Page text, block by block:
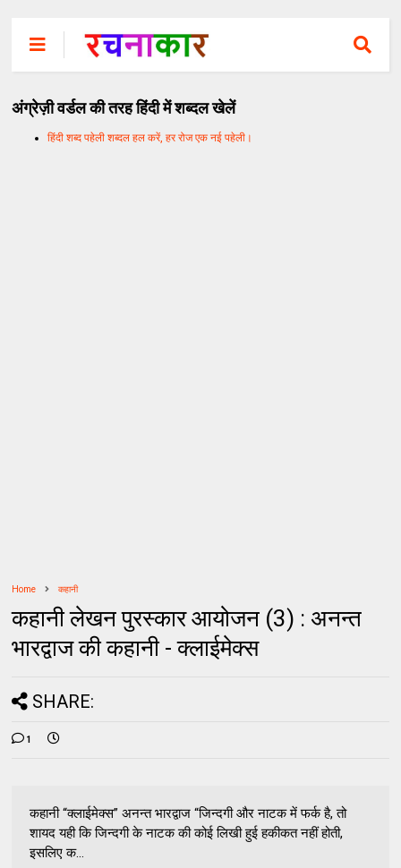
अंग्रेज़ी वर्डल की तरह हिंदी में शब्दल खेलें
हिंदी शब्द पहेली शब्दल हल करें, हर रोज एक नई पहेली।
Home कहानी
कहानी लेखन पुरस्कार आयोजन (3) : अनन्त
भारद्वाज की कहानी - क्लाईमेक्स
SHARE:
1
कहानी “क्लाईमेक्स” अनन्त भारद्वाज “जिन्दगी और नाटक में फर्क है, तो
शायद यही कि जिन्दगी के नाटक की कोई लिखी हुई हकीकत नहीं होती,
इसलिए क...